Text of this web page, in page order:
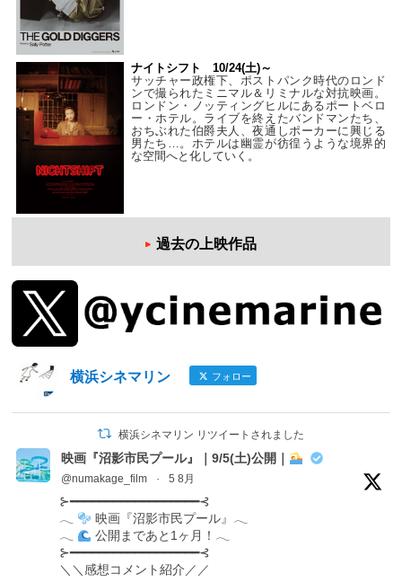
ナイトシフト 10/24(土)～
サッチャー政権下、ポストパンク時代のロンド
ンで撮られたミニマル＆リミナルな対抗映画。
ロンドン・ノッティングヒルにあるポートベロ
ー・ホテル。ライブを終えたバンドマンたち、
おちぶれた伯爵夫人、夜通しポーカーに興じる
男たち…。ホテルは幽霊が彷徨うような境界的
な空間へと化していく。
過去の上映作品
横浜シネマリン フォロー
横浜シネマリン リツイートされました
映画『沼影市民プール』｜9/5(土)公開｜
@numakage_film · 5 8月
⊱━━━━━━━━━━━━━━━━━━⊰
𓂃
映画『沼影市民プール』𓂃
𓂃
公開まであと1ヶ月！𓂃
⊱━━━━━━━━━━━━━━━━━━⊰
＼＼感想コメント紹介／／